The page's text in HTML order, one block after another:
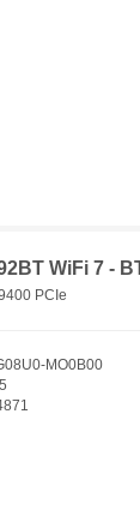
WiFi 7 -
PCIe
MO0B00